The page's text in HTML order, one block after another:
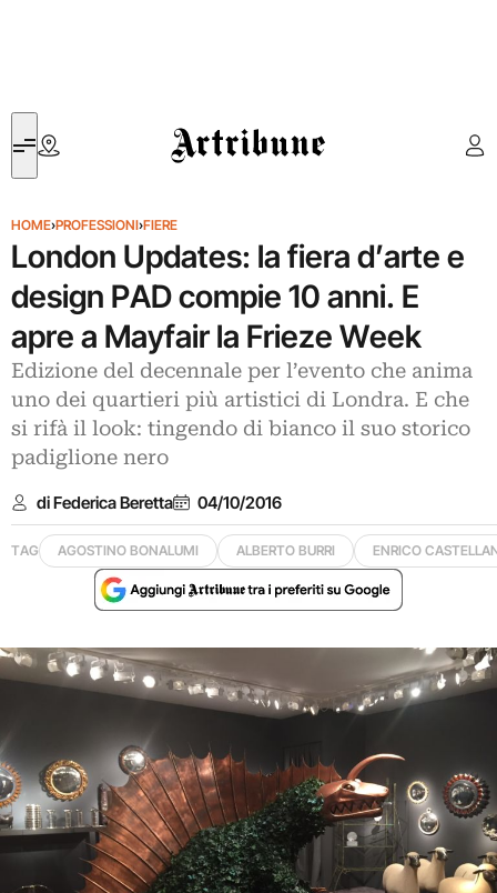
Artribune
HOME›PROFESSIONI›FIERE
London Updates: la fiera d’arte e
design PAD compie 10 anni. E
apre a Mayfair la Frieze Week
Edizione del decennale per l’evento che anima
uno dei quartieri più artistici di Londra. E che
si rifà il look: tingendo di bianco il suo storico
padiglione nero
di Federica Beretta 04/10/2016
TAG AGOSTINO BONALUMI ALBERTO BURRI ENRICO